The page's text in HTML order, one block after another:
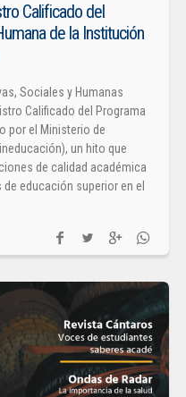
Calificado del
de la Institución
Sociales y Humanas
Calificado del Programa
por el Ministerio de
un hito que
de calidad académica
educación superior en el